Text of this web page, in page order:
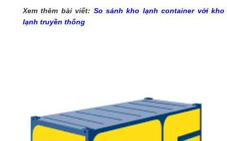
Xem thêm bài viết: So sánh kho lạnh container với kho
lạnh truyền thống